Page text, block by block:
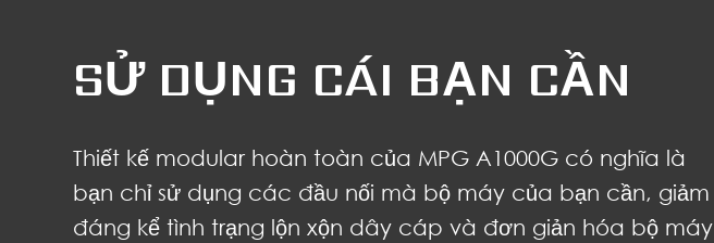
SỬ DỤNG CÁI BẠN CẦN
Thiết kế modular hoàn toàn của MPG A1000G có nghĩa là
bạn chỉ sử dụng các đầu nối mà bộ máy của bạn cần, giảm
đáng kể tình trạng lộn xộn dây cáp và đơn giản hóa bộ máy